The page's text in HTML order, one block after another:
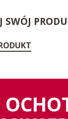
SWÓJ